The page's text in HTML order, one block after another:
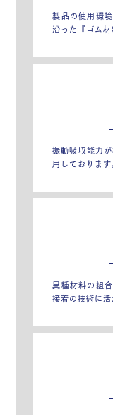
製品の使用環
沿った『ゴム材
振動吸収能力
用しております
異種材料の組
接着の技術に